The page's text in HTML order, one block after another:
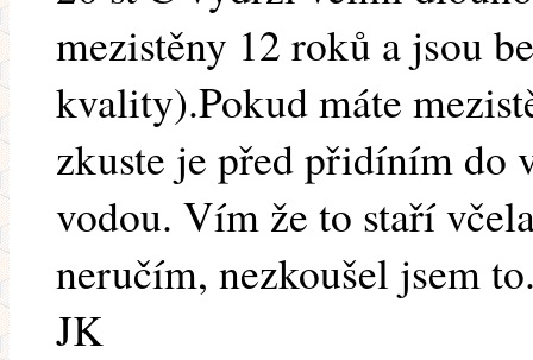
mezistěny 12 roků a jsou
kvality).Pokud máte
zkuste je před přidíním do
vodou. Vím že to staří
neručím, nezkoušel jsem
JK